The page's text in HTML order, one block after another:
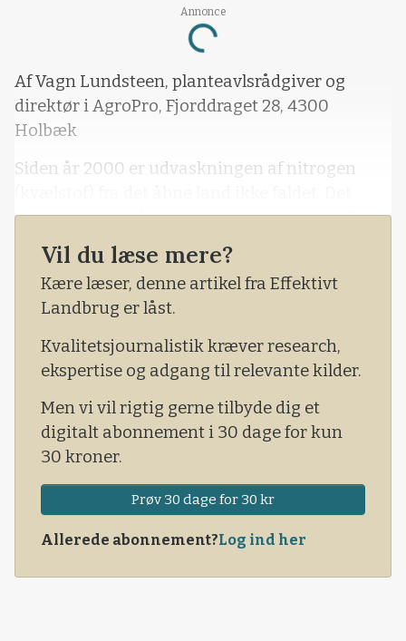
Annonce
Loading...
Af Vagn Lundsteen, planteavlsrådgiver og
direktør i AgroPro, Fjorddraget 28, 4300
Holbæk
Siden år 2000 er udvaskningen af nitrogen
viser landovervågningen samt målinger af
kvælstof i de indre fjorde. Dette på trods af
efterafgrøder, der svarer til 440.000 hektar i
2018, mod 120.000 hektar i 1998.
Vil du læse mere?
Kære læser, denne artikel fra Effektivt
Landbrug er låst.
Kvalitetsjournalistik kræver research,
ekspertise og adgang til relevante kilder.
Men vi vil rigtig gerne tilbyde dig et
digitalt abonnement i 30 dage for kun
30 kroner.
Prøv 30 dage for 30 kr
Allerede abonnement?Log ind her